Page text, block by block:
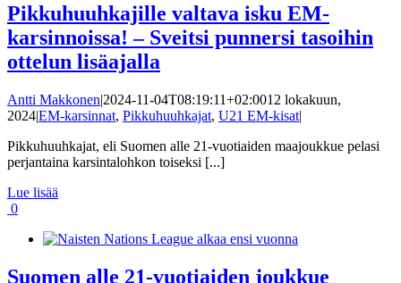
Pikkuhuuhkajille valtava isku EM-
karsinnoissa! – Sveitsi punnersi tasoihin
ottelun lisäajalla
Antti Makkonen|2024-11-04T08:19:11+02:0012 lokakuun,
2024|EM-karsinnat, Pikkuhuuhkajat, U21 EM-kisat|
Pikkuhuuhkajat, eli Suomen alle 21-vuotiaiden maajoukkue pelasi
perjantaina karsintalohkon toiseksi [...]
Lue lisää
0
Suomen alle 21-vuotiaiden joukkue